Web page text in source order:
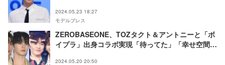
2024.05.23 18:27
モデルプレス
ZEROBASEONE、TOZタクト＆アントニーと「ボ
イプラ」出身コラボ実現「待ってた」「幸せ空間」
2024.05.20 20:50